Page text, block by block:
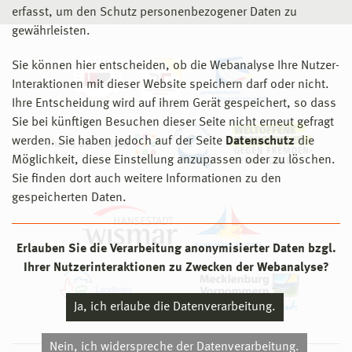
erfasst, um den Schutz personenbezogener Daten zu
gewährleisten.
Sie können hier entscheiden, ob die Webanalyse Ihre Nutzer-
Interaktionen mit dieser Website speichern darf oder nicht.
Ihre Entscheidung wird auf ihrem Gerät gespeichert, so dass
Sie bei künftigen Besuchen dieser Seite nicht erneut gefragt
werden. Sie haben jedoch auf der Seite Datenschutz die
Möglichkeit, diese Einstellung anzupassen oder zu löschen.
Sie finden dort auch weitere Informationen zu den
gespeicherten Daten.
Erlauben Sie die Verarbeitung anonymisierter Daten bzgl.
Ihrer Nutzerinteraktionen zu Zwecken der Webanalyse?
Ja, ich erlaube die Datenverarbeitung.
Nein, ich widerspreche der Datenverarbeitung.